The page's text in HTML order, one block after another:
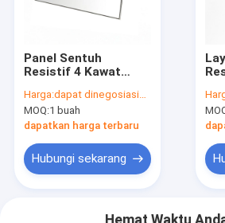
Panel Sentuh
Resistif 4 Kawat
inci 15ms
Harga:dapat dinegosiasikan
MOQ:1 buah
dapatkan harga terbaru
Hubungi sekarang
Hemat Waktu